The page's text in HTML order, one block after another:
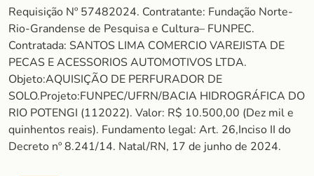
Requisição Nº 57482024. Contratante: Fundação Norte-
Rio-Grandense de Pesquisa e Cultura– FUNPEC.
Contratada: SANTOS LIMA COMERCIO VAREJISTA DE
PECAS E ACESSORIOS AUTOMOTIVOS LTDA.
Objeto:AQUISIÇÃO DE PERFURADOR DE
SOLO.Projeto:FUNPEC/UFRN/BACIA HIDROGRÁFICA DO
RIO POTENGI (112022). Valor: R$ 10.500,00 (Dez mil e
quinhentos reais). Fundamento legal: Art. 26,Inciso II do
Decreto nº 8.241/14. Natal/RN, 17 de junho de 2024.